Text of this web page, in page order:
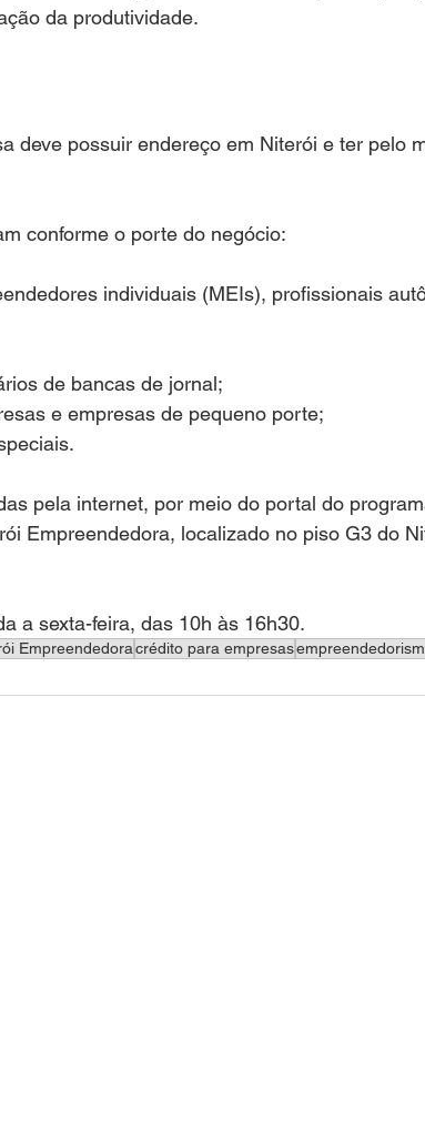
da produtividade.
deve possuir endereço em Niterói e ter pelo
conforme o porte do negócio:
individuais (MEIs), profissionais
de bancas de jornal;
e empresas de pequeno porte;
pela internet, por meio do portal do
Empreendedora, localizado no piso G3 do
a sexta-feira, das 10h às 16h30.
Empreendedoracrédito para empresas